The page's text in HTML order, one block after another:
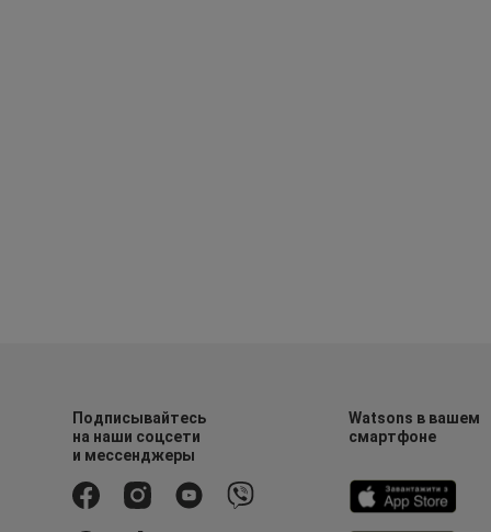
Подписывайтесь
на наши соцсети
и мессенджеры
Watsons в вашем
смартфоне